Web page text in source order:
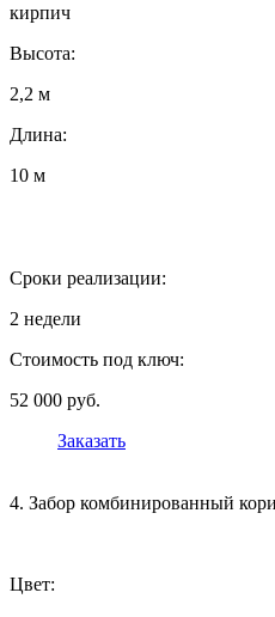
кирпич
Высота:
2,2 м
Длина:
10 м
Сроки реализации:
2 недели
Стоимость под ключ:
52 000 руб.
Заказать
4. Забор комбинированный
Цвет: